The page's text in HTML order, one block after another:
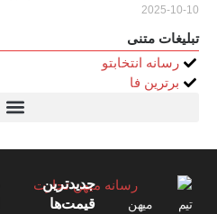
2025-10-10
تبلیغات متنی
رسانه انتخابتو
برترین فا
تیم میهن
جدیدترین
قیمت‌ها